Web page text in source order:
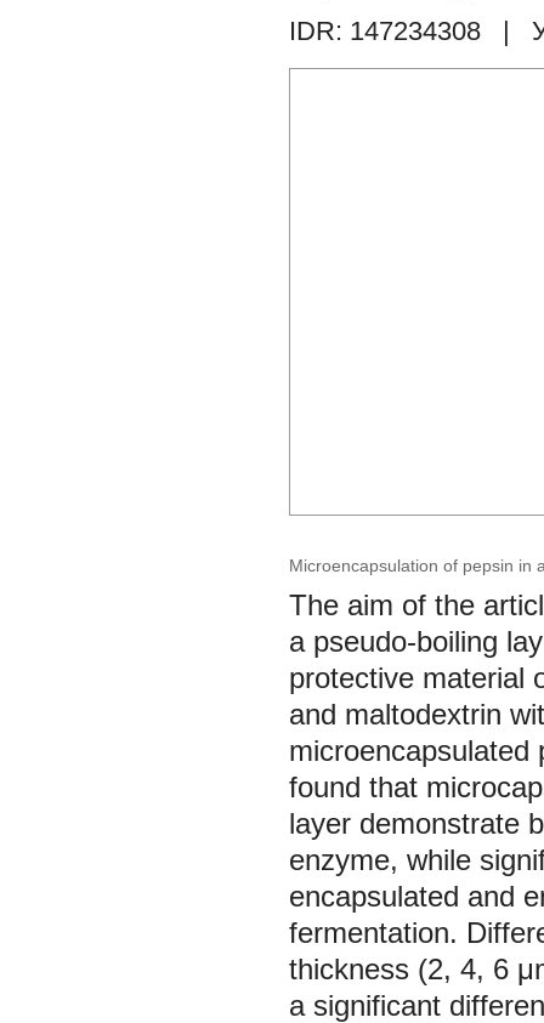
IDR: 147234308 |
Microencapsulation of pepsin in
The aim of the
a pseudo-boiling
protective material
and maltodextrin
microencapsulated
found that
layer demonstrate
enzyme, while
encapsulated and
fermentation.
thickness (2, 4, 6
a significant